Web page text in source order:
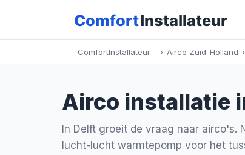
ComfortInstallateur › Airco Zuid-Holland ›
Airco installatie
In Delft groeit de vraag naar airco's.
lucht-lucht warmtepomp voor het